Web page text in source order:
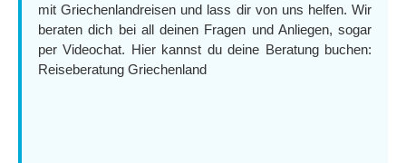
mit Griechenlandreisen und lass dir von uns helfen. Wir
beraten dich bei all deinen Fragen und Anliegen, sogar
per Videochat. Hier kannst du deine Beratung buchen:
Reiseberatung Griechenland